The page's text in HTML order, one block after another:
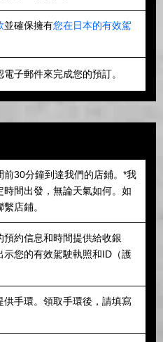
並確保擁有您在日本的有效駕
子郵件來完成您的預訂。
前30分鐘到達我們的店鋪。*我
時間出發，無論天氣如何。如
店鋪。
預約信息和時間提供給收銀
示您的有效駕駛執照和ID（護
供手環。領取手環後，請填寫